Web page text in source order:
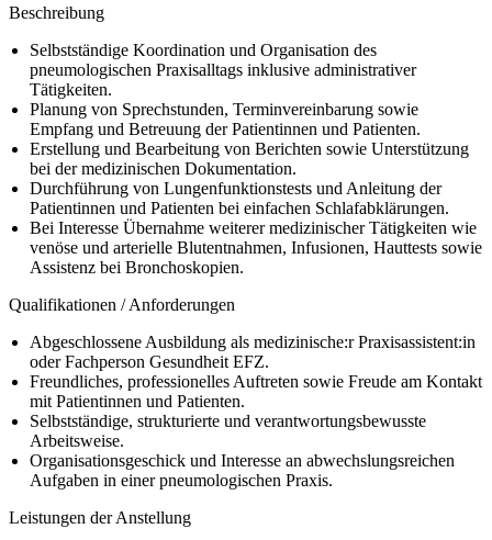
Beschreibung
Selbstständige Koordination und Organisation des
pneumologischen Praxisalltags inklusive administrativer
Tätigkeiten.
Planung von Sprechstunden, Terminvereinbarung sowie
Empfang und Betreuung der Patientinnen und Patienten.
Erstellung und Bearbeitung von Berichten sowie Unterstützung
bei der medizinischen Dokumentation.
Durchführung von Lungenfunktionstests und Anleitung der
Patientinnen und Patienten bei einfachen Schlafabklärungen.
Bei Interesse Übernahme weiterer medizinischer Tätigkeiten wie
venöse und arterielle Blutentnahmen, Infusionen, Hauttests sowie
Assistenz bei Bronchoskopien.
Qualifikationen / Anforderungen
Abgeschlossene Ausbildung als medizinische:r Praxisassistent:in
oder Fachperson Gesundheit EFZ.
Freundliches, professionelles Auftreten sowie Freude am Kontakt
mit Patientinnen und Patienten.
Selbstständige, strukturierte und verantwortungsbewusste
Arbeitsweise.
Organisationsgeschick und Interesse an abwechslungsreichen
Aufgaben in einer pneumologischen Praxis.
Leistungen der Anstellung